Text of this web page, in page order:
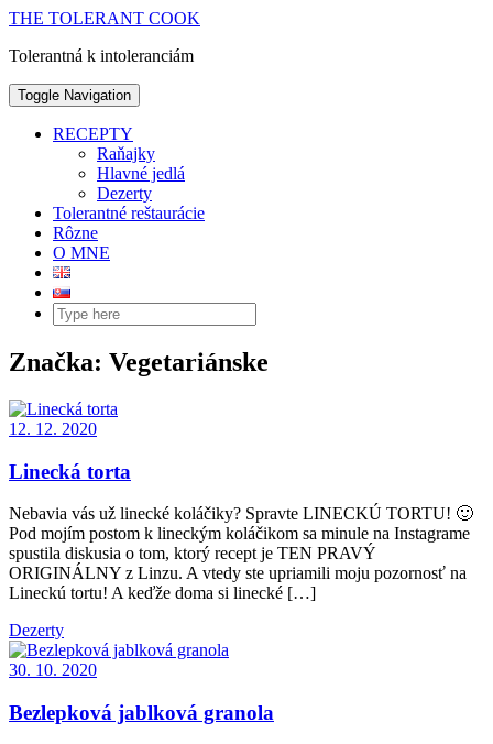
THE TOLERANT COOK
Tolerantná k intoleranciám
Toggle Navigation
RECEPTY
Raňajky
Hlavné jedlá
Dezerty
Tolerantné reštaurácie
Rôzne
O MNE
Značka: Vegetariánske
12. 12. 2020
Linecká torta
Nebavia vás už linecké koláčiky? Spravte LINECKÚ TORTU! 🙂
Pod mojím postom k lineckým koláčikom sa minule na Instagrame
spustila diskusia o tom, ktorý recept je TEN PRAVÝ
ORIGINÁLNY z Linzu. A vtedy ste upriamili moju pozornosť na
Lineckú tortu! A keďže doma si linecké […]
Dezerty
30. 10. 2020
Bezlepková jablková granola